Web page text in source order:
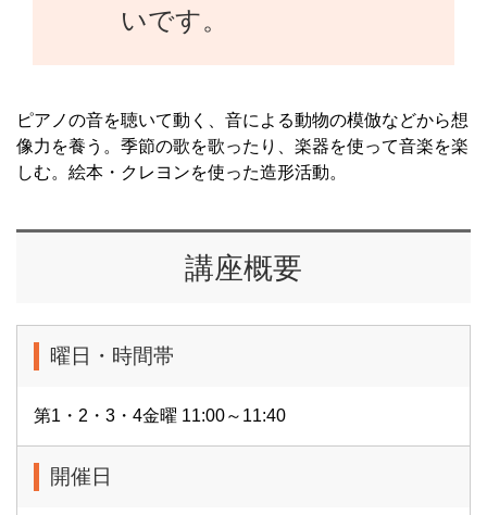
いです。
ピアノの音を聴いて動く、音による動物の模倣などから想
像力を養う。季節の歌を歌ったり、楽器を使って音楽を楽
しむ。絵本・クレヨンを使った造形活動。
講座概要
曜日・時間帯
第1・2・3・4金曜 11:00～11:40
開催日